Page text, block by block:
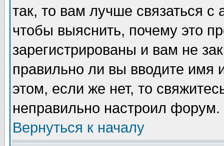
так, то вам лучше связаться
чтобы выяснить, почему это
зарегистрированы и вам не
правильно ли вы вводите
этом, если же нет, то
неправильно настроил форум.
Вернуться к началу